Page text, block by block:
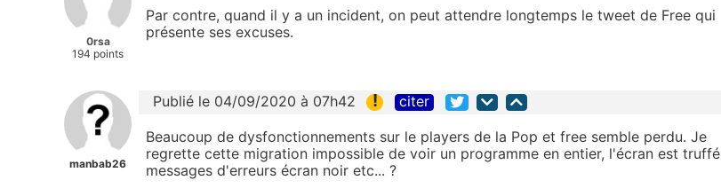
0rsa
194 points
Par contre, quand il y a un incident, on peut attendre longtemps le tweet de Free qui
présente ses excuses.
manbab26
Publié le 04/09/2020 à 07h42 ! citer
Beaucoup de dysfonctionnements sur le players de la Pop et free semble perdu. Je
regrette cette migration impossible de voir un programme en entier, l'écran est
messages d'erreurs écran noir etc... ?